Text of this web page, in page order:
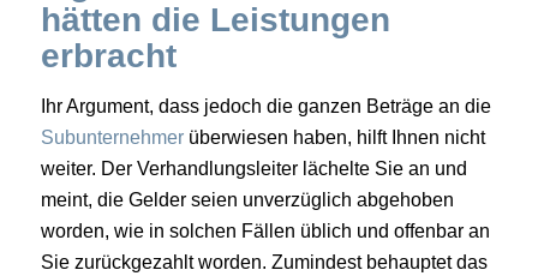
hätten die Leistungen
erbracht
Ihr Argument, dass jedoch die ganzen Beträge an die
Subunternehmerüberwiesen haben, hilft Ihnen nicht
weiter. Der Verhandlungsleiter lächelte Sie an und
meint, die Gelder seien unverzüglich abgehoben
worden, wie in solchen Fällen üblich und offenbar an
Sie zurückgezahlt worden. Zumindest behauptet das